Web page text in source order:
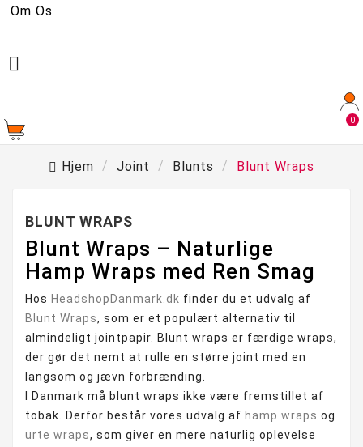
Om Os

0
Hjem Joint Blunts Blunt Wraps
BLUNT WRAPS
Blunt Wraps – Naturlige
Hamp Wraps med Ren Smag
Hos HeadshopDanmark.dk finder du et udvalg af
Blunt Wraps, som er et populært alternativ til
almindeligt jointpapir. Blunt wraps er færdige wraps,
der gør det nemt at rulle en større joint med en
langsom og jævn forbrænding.
I Danmark må blunt wraps ikke være fremstillet af
tobak. Derfor består vores udvalg af hamp wraps og
urte wraps, som giver en mere naturlig oplevelse